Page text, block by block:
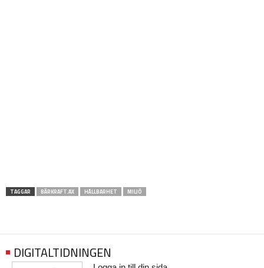
TAGGAR BÄRKRAFT.AX HÅLLBARHET MILJÖ
DIGITALTIDNINGEN